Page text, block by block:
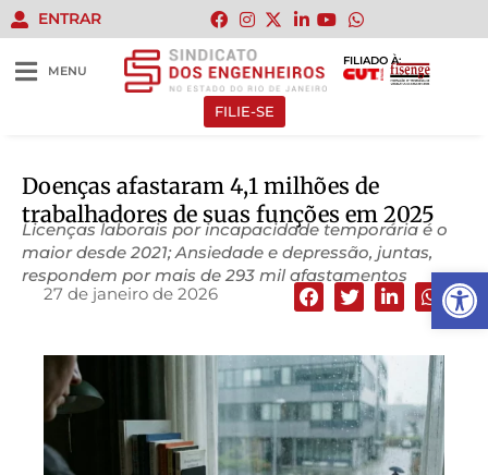
Abrir
ENTRAR
MENU
FILIADO À:
FILIE-SE
Doenças afastaram 4,1 milhões de
trabalhadores de suas funções em 2025
Licenças laborais por incapacidade temporária é o
maior desde 2021; Ansiedade e depressão, juntas,
respondem por mais de 293 mil afastamentos
27 de janeiro de 2026